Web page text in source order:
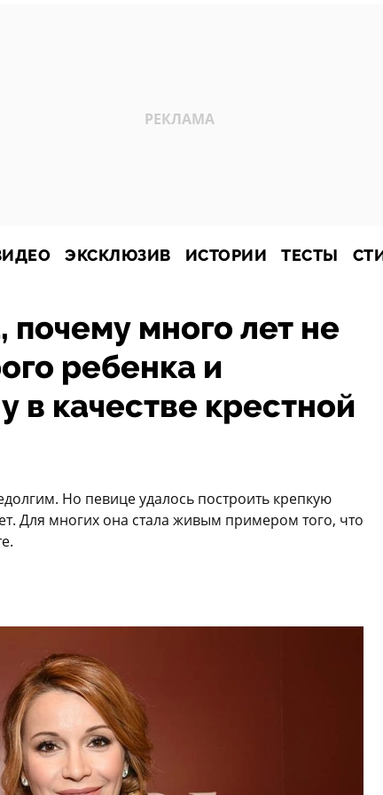
ЭКСКЛЮЗИВ ИСТОРИИ ТЕСТЫ
много лет не
ребенка и
в качестве крестной
Но певице удалось построить крепкую
Для многих она стала живым примером того, что